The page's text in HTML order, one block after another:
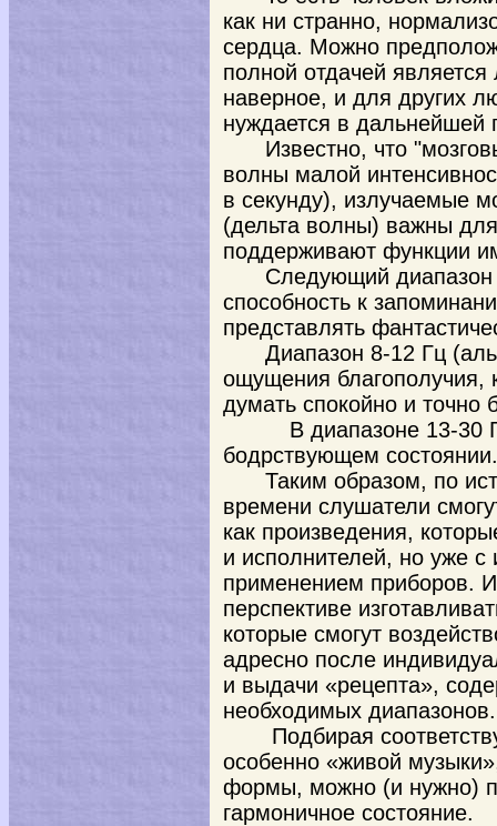
как ни странно,
сердца. Можно
полной отдачей
наверное, и для других
нуждается в дальнейшей
Известно, что
волны малой
в секунду), излучаемые
(дельта волны) важны
поддерживают функции
Следующий диапазон
способность к
представлять
Диапазон 8-12 Гц
ощущения благополучия,
думать спокойно и точно
В диапазоне 13-30 Гц
бодрствующем состоянии.
Таким образом, по
времени слушатели
как произведения,
и исполнителей, но уже с
применением приборов.
перспективе
которые смогут
адресно после
и выдачи «рецепта»,
необходимых диапазонов.
Подбирая
особенно «живой
формы, можно (и нужно)
гармоничное состояние.